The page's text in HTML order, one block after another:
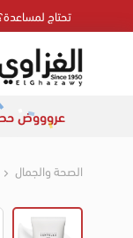
تحتاج لمساعدة؟
عروووض
الصحة والجمال